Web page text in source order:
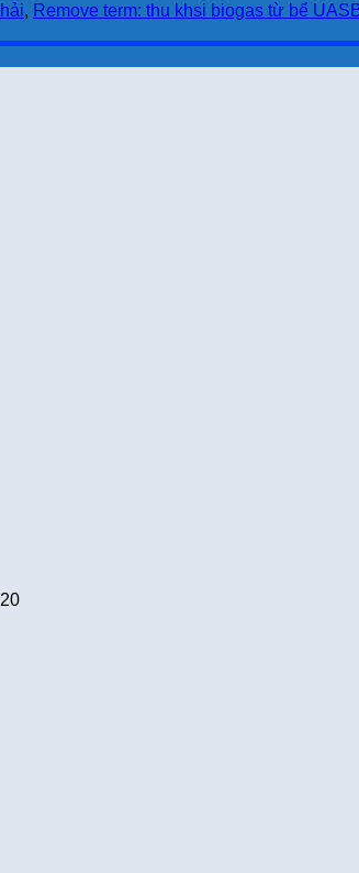
, Remove term: thu khsi biogas từ bể